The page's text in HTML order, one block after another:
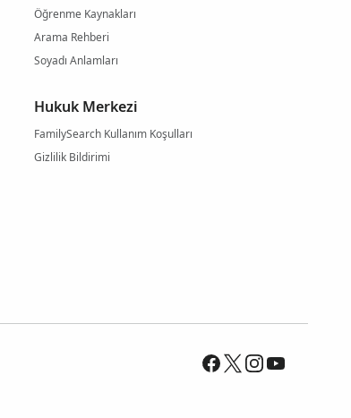
Öğrenme Kaynakları
Arama Rehberi
Soyadı Anlamları
Hukuk Merkezi
FamilySearch Kullanım Koşulları
Gizlilik Bildirimi